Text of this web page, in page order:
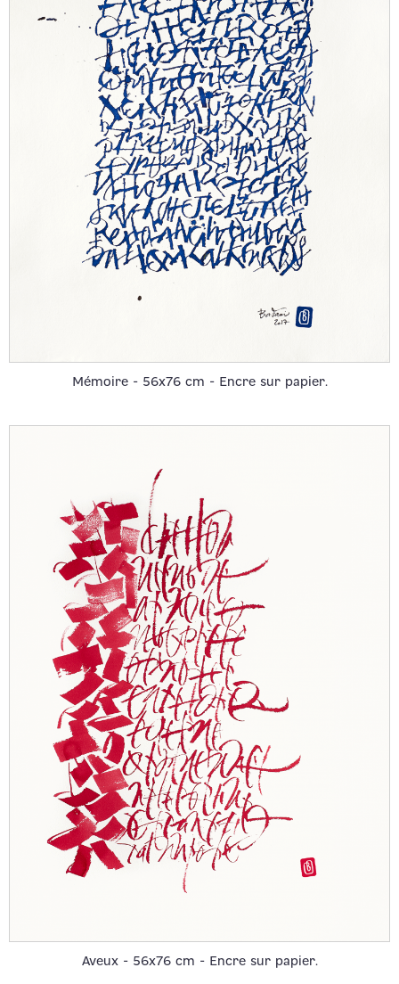
Mémoire - 56x76 cm - Encre sur papier.
Aveux - 56x76 cm - Encre sur papier.